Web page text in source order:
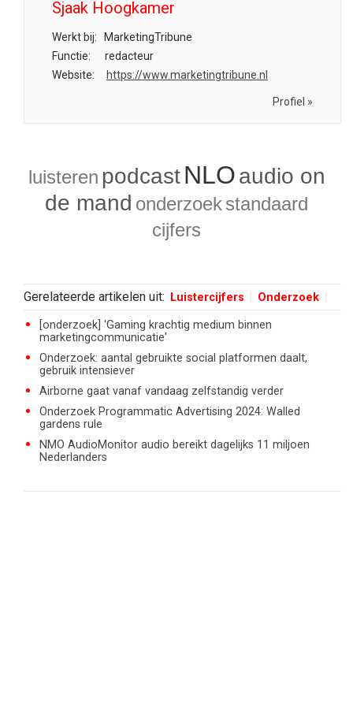
Sjaak Hoogkamer
Werkt bij:
MarketingTribune
Functie:
redacteur
Website:
https://www.marketingtribune.nl
Profiel »
luisteren podcast NLOaudio on
de mand onderzoekstandaard
cijfers
Gerelateerde artikelen uit: Luistercijfers Onderzoek
[onderzoek] 'Gaming krachtig medium binnen
marketingcommunicatie'
Onderzoek: aantal gebruikte social platformen daalt,
gebruik intensiever
Airborne gaat vanaf vandaag zelfstandig verder
Onderzoek Programmatic Advertising 2024: Walled
gardens rule
NMO AudioMonitor audio bereikt dagelijks 11 miljoen
Nederlanders